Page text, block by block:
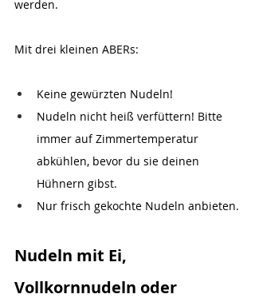
werden.
Mit drei kleinen ABERs:
Keine gewürzten Nudeln!
Nudeln nicht heiß verfüttern! Bitte
immer auf Zimmertemperatur
abkühlen, bevor du sie deinen
Hühnern gibst.
Nur frisch gekochte Nudeln anbieten.
Nudeln mit Ei,
Vollkornnudeln oder